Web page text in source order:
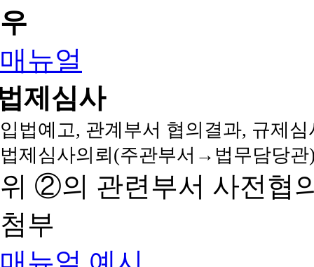
우
매뉴얼
제심사
입법예고, 관계부서 협의결과, 규제
법제심사의뢰(주관부서→법무담당
위 ②의 관련부서 사전협
첨부